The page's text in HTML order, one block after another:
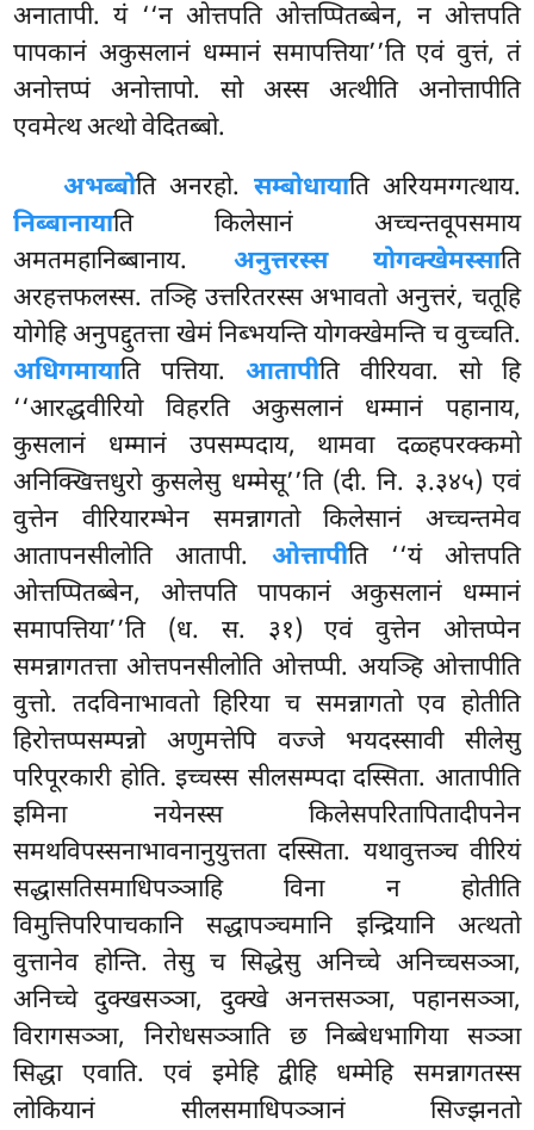
अनातापी. यं ‘‘न ओत्तपति ओत्तप्पितब्बेन, न ओत्तपति
पापकानं अकुसलानं धम्मानं समापत्तिया’’ति एवं वुत्तं, तं
अनोत्तप्पं अनोत्तापो. सो अस्स अत्थीति अनोत्तापीति
एवमेत्थ अत्थो वेदितब्बो.
अभब्बोति अनरहो. सम्बोधायाति अरियमग्गत्थाय.
निब्बानायाति किलेसानं अच्चन्तवूपसमाय
अमतमहानिब्बानाय. अनुत्तरस्स योगक्खेमस्साति
अरहत्तफलस्स. तञ्हि उत्तरितरस्स अभावतो अनुत्तरं, चतूहि
योगेहि अनुपद्दुतत्ता खेमं निब्भयन्ति योगक्खेमन्ति चवुच्चति.
अधिगमायाति पत्तिया.आतापीति वीरियवा. सो हि
‘‘आरद्धवीरियो विहरति अकुसलानं धम्मानं पहानाय,
कुसलानं धम्मानं उपसम्पदाय, थामवा दळ्हपरक्कमो
अनिक्खित्तधुरो कुसलेसु धम्मेसू’’ति (दी. नि. ३.३४५) एवं
वुत्तेन वीरियारम्भेन समन्नागतो किलेसानं अच्चन्तमेव
आतापनसीलोति आतापी. ओत्तापीति ‘‘यं ओत्तपति
ओत्तप्पितब्बेन, ओत्तपति पापकानं अकुसलानं धम्मानं
समापत्तिया’’ति (ध. स. ३१) एवं वुत्तेन ओत्तप्पेन
समन्नागतत्ता ओत्तपनसीलोति ओत्तप्पी. अयञ्हि ओत्तापीति
वुत्तो. तदविनाभावतो हिरिया च समन्नागतो एव होतीति
हिरोत्तप्पसम्पन्नो अणुमत्तेपि वज्जे भयदस्सावी सीलेसु
परिपूरकारी होति. इच्चस्स सीलसम्पदा दस्सिता. आतापीति
इमिना नयेनस्स किलेसपरितापितादीपनेन
समथविपस्सनाभावनानुयुत्तता दस्सिता. यथावुत्तञ्च वीरियं
सद्धासतिसमाधिपञ्ञाहि विना न होतीति
विमुत्तिपरिपाचकानि सद्धापञ्चमानि इन्द्रियानि अत्थतो
वुत्तानेव होन्ति. तेसु च सिद्धेसु अनिच्चे अनिच्चसञ्ञा,
अनिच्चे दुक्खसञ्ञा, दुक्खे अनत्तसञ्ञा, पहानसञ्ञा,
विरागसञ्ञा, निरोधसञ्ञाति छ निब्बेधभागिया सञ्ञा
सिद्धा एवाति. एवं इमेहि द्वीहि धम्मेहि समन्नागतस्स
लोकियानं सीलसमाधिपञ्ञानं सिज्झनतो